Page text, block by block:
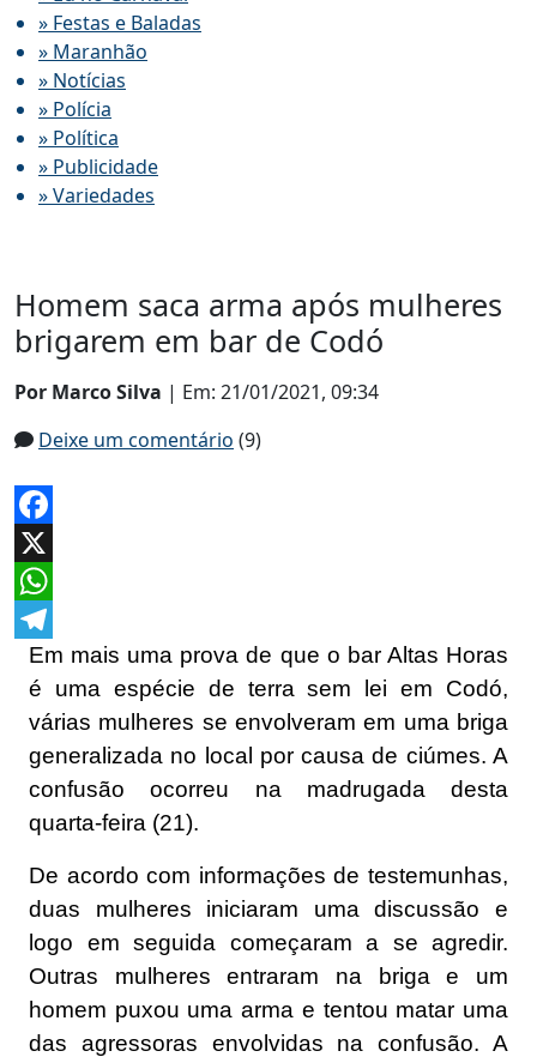
» Festas e Baladas
» Maranhão
» Notícias
» Polícia
» Política
» Publicidade
» Variedades
Homem saca arma após mulheres
brigarem em bar de Codó
Por Marco Silva | Em: 21/01/2021, 09:34
Deixe um comentário (9)
Facebook
X
WhatsApp
Telegram
Em mais uma prova de que o bar Altas Horas
é uma espécie de terra sem lei em Codó,
várias mulheres se envolveram em uma briga
generalizada no local por causa de ciúmes. A
confusão ocorreu na madrugada desta
quarta-feira (21).
De acordo com informações de testemunhas,
duas mulheres iniciaram uma discussão e
logo em seguida começaram a se agredir.
Outras mulheres entraram na briga e um
homem puxou uma arma e tentou matar uma
das agressoras envolvidas na confusão. A